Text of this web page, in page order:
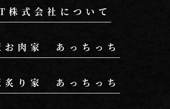
株式会社について
お肉家 あっちっち
炙り家 あっちっち